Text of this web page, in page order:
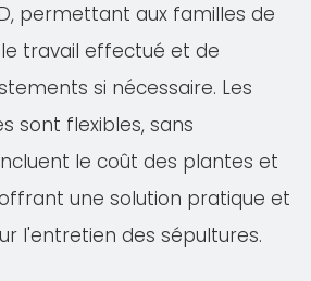
permettant aux familles de
travail effectué et de
si nécessaire. Les
sont flexibles, sans
le coût des plantes et
une solution pratique et
l'entretien des sépultures.